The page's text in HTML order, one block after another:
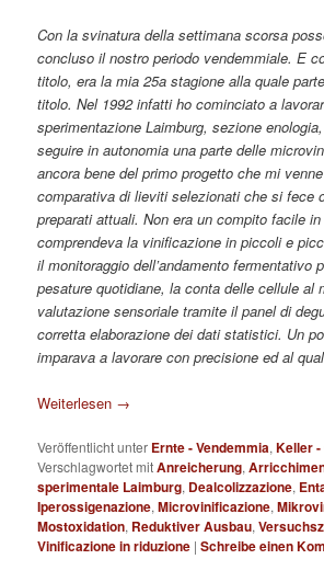
Con la svinatura della settimana scorsa
concluso il nostro periodo vendemmiale. E
titolo, era la mia 25a stagione alla quale
titolo. Nel 1992 infatti ho cominciato a
sperimentazione Laimburg, sezione
seguire in autonomia una parte delle
ancora bene del primo progetto che mi
comparativa di lieviti selezionati che si fece
preparati attuali. Non era un compito facile
comprendeva la vinificazione in piccoli e
il monitoraggio dell’andamento fermentativo
pesature quotidiane, la conta delle cellule al
valutazione sensoriale tramite il panel di
corretta elaborazione dei dati statistici. Un
imparava a lavorare con precisione ed al
Weiterlesen →
Veröffentlicht unter Ernte - Vendemmia,Keller
Verschlagwortet mitAnreicherung,
sperimentale Laimburg, Dealcolizzazione,
Iperossigenazione,Microvinificazione,
Mostoxidation, Reduktiver Ausbau,
Vinificazione in riduzione |Schreibe einen